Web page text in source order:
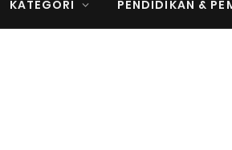
KATEGORI PENDIDIKAN &